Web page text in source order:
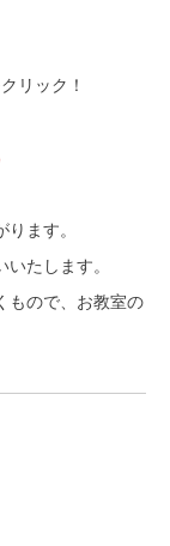
リック！
ます。
たします。
もので、お教室の